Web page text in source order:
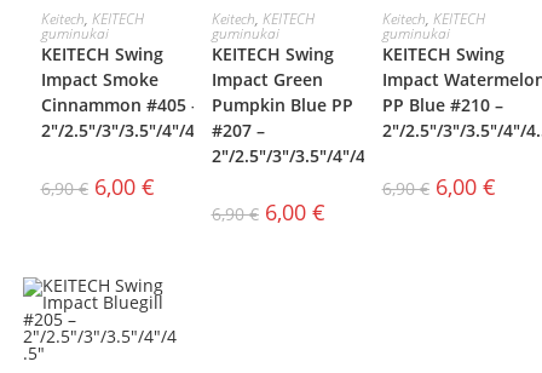
PASIRINKTI
SAVYBES
Keitech, KEITECH
guminukai
KEITECH Swing
Impact Smoke
Cinnammon #405 –
2″/2.5″/3″/3.5″/4″/4.5″
6,90€ 6,00 €
PASIRINKTI
SAVYBES
Keitech, KEITECH
guminukai
KEITECH Swing
Impact Green
Pumpkin Blue PP
#207 –
2″/2.5″/3″/3.5″/4″/4.5″
6,90€ 6,00 €
PASIRINKTI
SAVYBES
Keitech, KEITECH
guminukai
KEITECH Swing
Impact
PP Blue #210 –
2″/2.5″/3″/3.5″/4″/
6,90€ 6,00 €